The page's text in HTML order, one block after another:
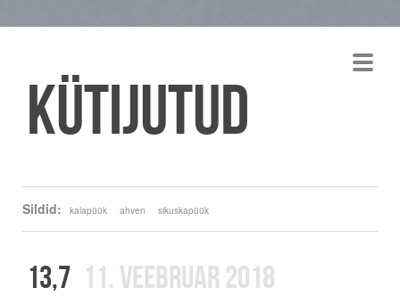
Kütijutud
Sildid: kalapüük ahven sikuskapüük
13,7 11. VEEBRUAR 2018